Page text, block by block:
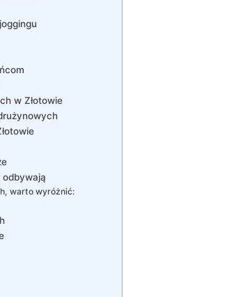
w Złotowie
odbywają
warto wyróżnić: